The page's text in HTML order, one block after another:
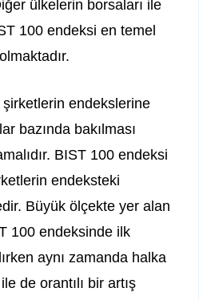
ülkelerin borsaları ile
100 endeksi en temel
şirketlerin endekslerine
bazında bakılması
BIST 100 endeksi
endeksteki
Büyük ölçekte yer alan
100 endeksinde ilk
aynı zamanda halka
de orantılı bir artış